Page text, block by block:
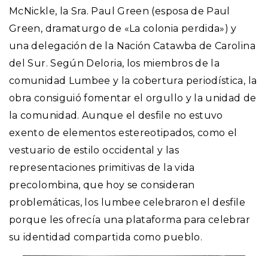
McNickle, la Sra. Paul Green (esposa de Paul
Green, dramaturgo de «La colonia perdida») y
una delegación de la Nación Catawba de Carolina
del Sur. Según Deloria, los miembros de la
comunidad Lumbee y la cobertura periodística, la
obra consiguió fomentar el orgullo y la unidad de
la comunidad. Aunque el desfile no estuvo
exento de elementos estereotipados, como el
vestuario de estilo occidental y las
representaciones primitivas de la vida
precolombina, que hoy se consideran
problemáticas, los lumbee celebraron el desfile
porque les ofrecía una plataforma para celebrar
su identidad compartida como pueblo.